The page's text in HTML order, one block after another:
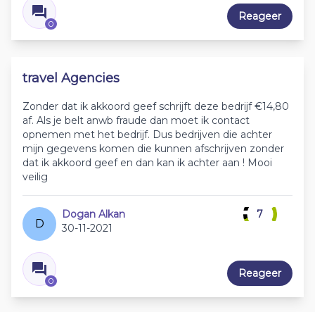
0
Reageer
travel Agencies
Zonder dat ik akkoord geef schrijft deze bedrijf €14,80
af. Als je belt anwb fraude dan moet ik contact
opnemen met het bedrijf. Dus bedrijven die achter
mijn gegevens komen die kunnen afschrijven zonder
dat ik akkoord geef en dan kan ik achter aan ! Mooi
veilig
D
Dogan Alkan
30-11-2021
0
7
Reageer